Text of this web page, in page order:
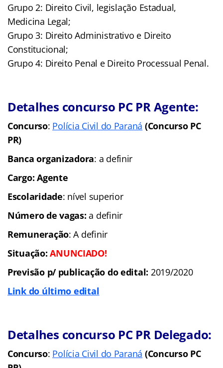
Grupo 2: Direito Civil, legislação Estadual,
Medicina Legal;
Grupo 3: Direito Administrativo e Direito
Constitucional;
Grupo 4: Direito Penal e Direito Processual Penal.
Detalhes concurso PC PR Agente:
Concurso: Polícia Civil do Paraná (Concurso PC
PR)
Banca organizadora: a definir
Cargo: Agente
Escolaridade: nível superior
Número de vagas: a definir
Remuneração: A definir
Situação: ANUNCIADO!
Previsão p/ publicação do edital: 2019/2020
Link do último edital
Detalhes concurso PC PR Delegado:
Concurso: Polícia Civil do Paraná (Concurso PC